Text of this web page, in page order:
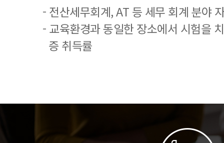
- 전산세무회계, AT 등 세무 회계 분야
- 교육환경과 동일한 장소에서 시험을
증 취득률